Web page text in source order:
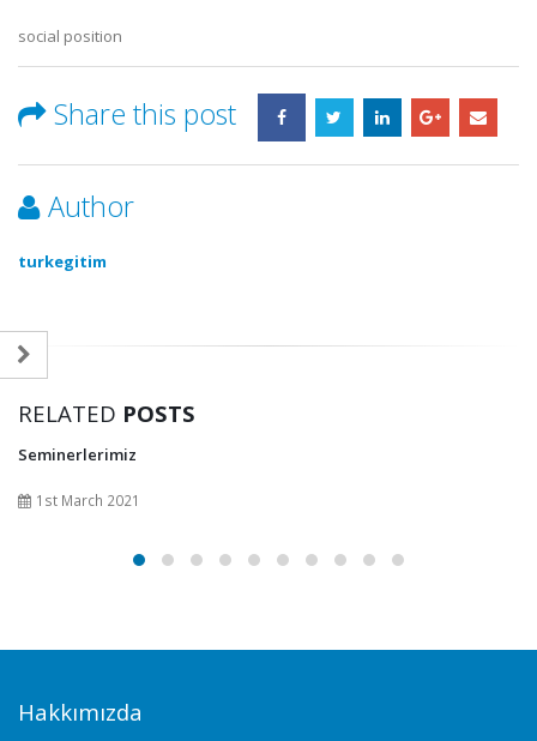
social position
Share this post
Author
turkegitim
RELATED POSTS
Seminerlerimiz
1st March 2021
Hakkımızda